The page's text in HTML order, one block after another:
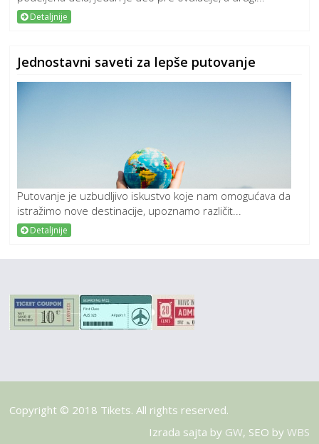
Detaljnije
Jednostavni saveti za lepše putovanje
Putovanje je uzbudljivo iskustvo koje nam omogućava da
istražimo nove destinacije, upoznamo različit...
Detaljnije
Copyright © 2018 Tikets. All rights reserved.
Izrada sajta by GW, SEO by WBS